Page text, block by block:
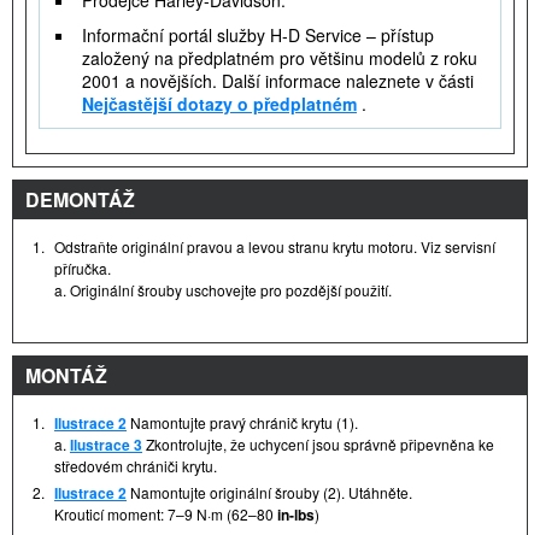
Informační portál služby H-D Service – přístup
založený na předplatném pro většinu modelů z roku
2001 a novějších. Další informace naleznete v části
Nejčastější dotazy o předplatném .
DEMONTÁŽ
1. Odstraňte originální pravou a levou stranu krytu motoru. Viz servisní
příručka.
a. Originální šrouby uschovejte pro pozdější použití.
MONTÁŽ
1. Ilustrace 2 Namontujte pravý chránič krytu (1).
a. Ilustrace 3Zkontrolujte, že uchycení jsou správně připevněna ke
středovém chrániči krytu.
2. Ilustrace 2 Namontujte originální šrouby (2). Utáhněte.
Krouticí moment: 7–9 N·m (62–80 in-lbs)